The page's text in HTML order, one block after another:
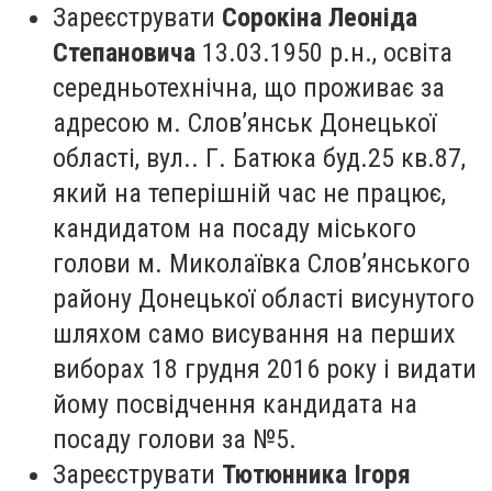
Зареєструвати Сорокіна Леоніда
Степановича 13.03.1950 р.н., освіта
середньотехнічна, що проживає за
адресою м. Слов’янськ Донецької
області, вул.. Г. Батюка буд.25 кв.87,
який на теперішній час не працює,
кандидатом на посаду міського
голови м. Миколаївка Слов’янського
району Донецької області висунутого
шляхом само висування на перших
виборах 18 грудня 2016 року і видати
йому посвідчення кандидата на
посаду голови за №5.
Зареєструвати Тютюнника Ігоря